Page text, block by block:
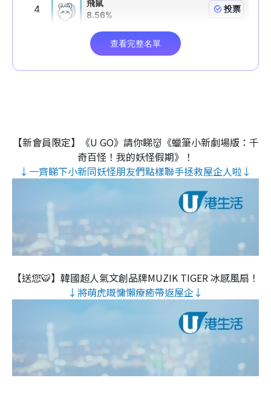
【新會員限定】《U GO》請你睇👹《蠟筆小新劇場版：千
奇百怪！我的妖怪假期》！
↓一齊睇下小新同妖怪朋友們點樣聯手拯救屋企人啦↓
【送您🐯】韓國超人氣文創品牌MUZIK TIGER 冰感風扇！
↓將萌虎嘅慵懶療癒帶返屋企↓